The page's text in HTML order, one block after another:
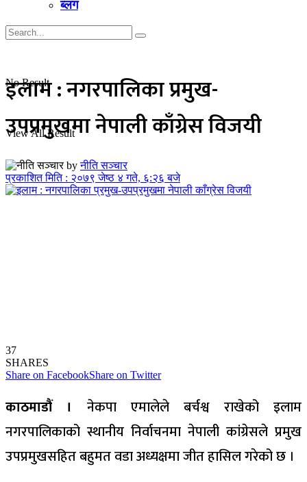
ब्लग
No Result
View All Result
इलाम : नगरपालिका प्रमुख-
उपप्रमुखमा नेपाली काँग्रेस विजयी
by नीति सञ्चार
प्रकाशित मिति : २०७९ जेष्ठ ४ गते, ६:२६ बजे
37
SHARES
Share on FacebookShare on Twitter
काठमाडौं । नेकपा एमालेले बर्चश्व राखेको इलाम
नगरपालिकाको स्थानीय निर्वाचनमा नेपाली कांग्रेसले प्रमुख
उपप्रमुखसहित बहुमत वडा अध्यक्षमा जीत हासिल गरेको छ ।